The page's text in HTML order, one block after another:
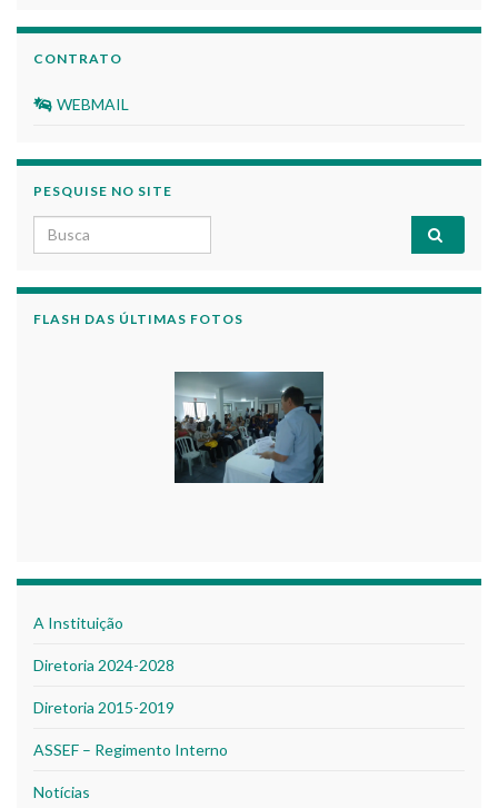
CONTRATO
WEBMAIL
PESQUISE NO SITE
Search for:
FLASH DAS ÚLTIMAS FOTOS
A Instituição
Diretoria 2024-2028
Diretoria 2015-2019
ASSEF – Regimento Interno
Notícias